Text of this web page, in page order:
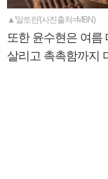
▲'알토란'(사진출처=MBN)
또한 윤수현은 여름
살리고 촉촉함까지